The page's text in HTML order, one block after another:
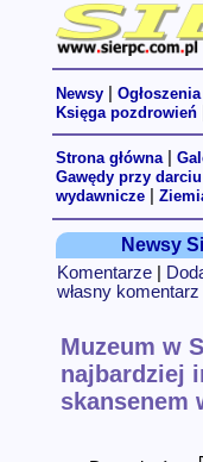
Newsy Ogłoszenia
Księga pozdrowień
Strona główna|
Gawędy przy
wydawnicze
Newsy
Komentarze
własny komentarz
Muzeum w
najbardziej
skansenem